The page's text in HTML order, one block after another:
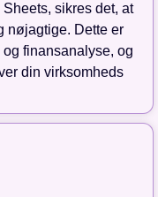
sikres det, at
nøjagtige. Dette er
finansanalyse, og
din virksomheds